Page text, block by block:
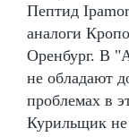
Пептид
аналоги
Оренбург. В
не обладают
проблемах в
Курильщик